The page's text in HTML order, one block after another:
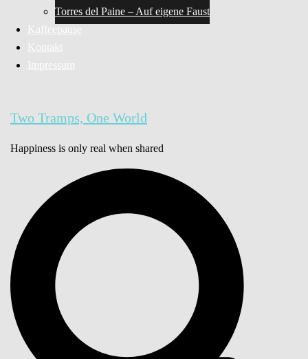
Torres del Paine – Auf eigene Faust
Kaffeepause
Kontakt
Impressum
Two Tramps, One World
Happiness is only real when shared